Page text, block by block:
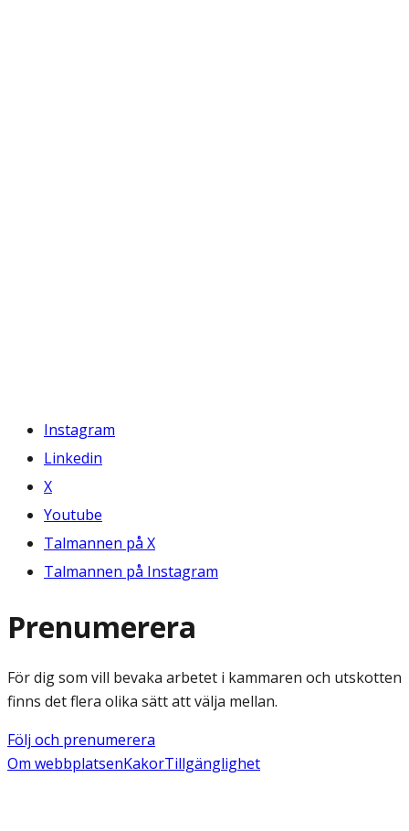
Instagram
Linkedin
X
Youtube
Talmannen på X
Talmannen på Instagram
Prenumerera
För dig som vill bevaka arbetet i kammaren och utskotten
finns det flera olika sätt att välja mellan.
Följ och prenumerera
Om webbplatsenKakorTillgänglighet